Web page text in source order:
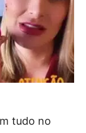
tudo no